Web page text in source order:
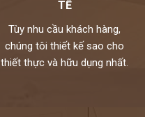
TẾ
Tùy nhu cầu khách hàng,
chúng tôi thiết kế sao cho
thiết thực và hữu dụng nhất.